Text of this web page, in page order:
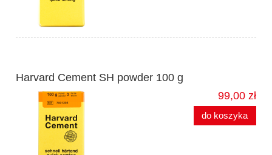
Harvard Cement SH powder 100 g
99,00 zł
do koszyka